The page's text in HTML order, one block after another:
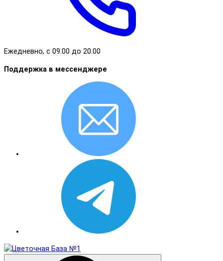
Ежедневно, с 09.00 до 20.00
Поддержка в мессенджере